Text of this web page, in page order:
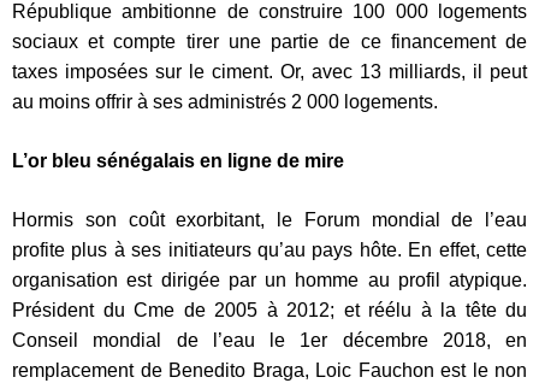
République ambitionne de construire 100 000 logements
sociaux et compte tirer une partie de ce financement de
taxes imposées sur le ciment. Or, avec 13 milliards, il peut
au moins offrir à ses administrés 2 000 logements.
L’or bleu sénégalais en ligne de mire
Hormis son coût exorbitant, le Forum mondial de l’eau
profite plus à ses initiateurs qu’au pays hôte. En effet, cette
organisation est dirigée par un homme au profil atypique.
Président du Cme de 2005 à 2012; et réélu à la tête du
Conseil mondial de l’eau le 1er décembre 2018, en
remplacement de Benedito Braga, Loic Fauchon est le non